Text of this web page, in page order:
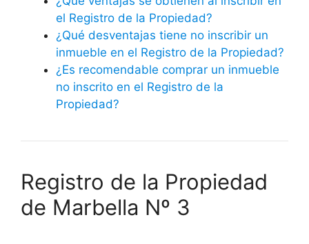
el Registro de la Propiedad?
¿Qué desventajas tiene no inscribir un
inmueble en el Registro de la Propiedad?
¿Es recomendable comprar un inmueble
no inscrito en el Registro de la
Propiedad?
Registro de la Propiedad
de Marbella Nº 3